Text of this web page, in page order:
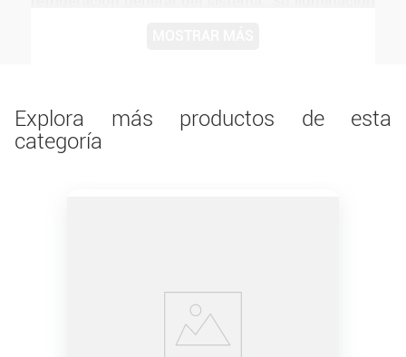
medidas, conexiones, alimentación y
compatibilidad con el resto del equipo.
Explora más productos de esta
categoría